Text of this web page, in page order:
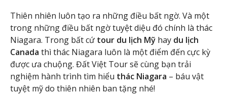
Thiên nhiên luôn tạo ra những điều bất ngờ. Và một
trong những điều bất ngờ tuyệt diệu đó chính là thác
Niagara. Trong bất cứ tour du lịch Mỹ hay du lịch
Canada thì thác Niagara luôn là một điểm đến cực kỳ
được ưa chuộng. Đất Việt Tour sẽ cùng bạn trải
nghiệm hành trình tìm hiểu thác Niagara – báu vật
tuyệt mỹ do thiên nhiên ban tặng nhé!